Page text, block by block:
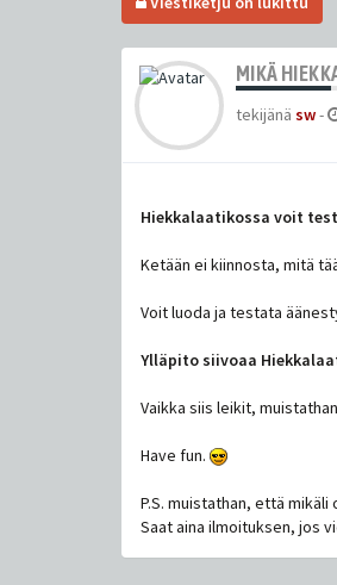
MIKÄ
tekijänä sw-
Hiekkalaatikossa voit
Ketään ei kiinnosta, mitä
Voit luoda ja testata
Ylläpito siivoaa
Vaikka siis leikit,
Have fun.
P.S. muistathan, että
Saat aina ilmoituksen, jos